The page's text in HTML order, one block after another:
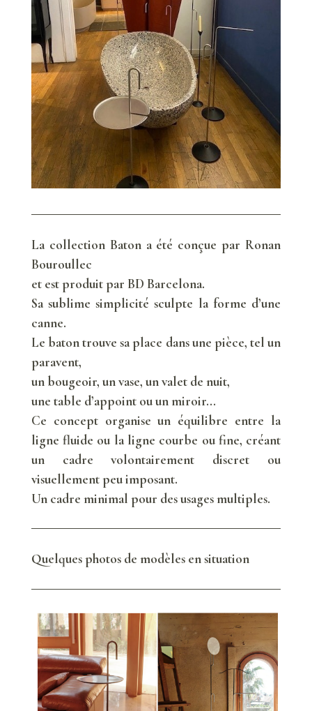
La collection Baton a été conçue par Ronan
Bouroullec
et est produit par BD Barcelona.
Sa sublime simplicité sculpte la forme d’une
canne.
Le baton trouve sa place dans une pièce, tel un
paravent,
un bougeoir, un vase, un valet de nuit,
une table d’appoint ou un miroir...
Ce concept organise un équilibre entre la
ligne fluide ou la ligne courbe ou fine, créant
un cadre volontairement discret ou
visuellement peu imposant.
Un cadre minimal pour des usages multiples.
Quelques photos de modèles en situation